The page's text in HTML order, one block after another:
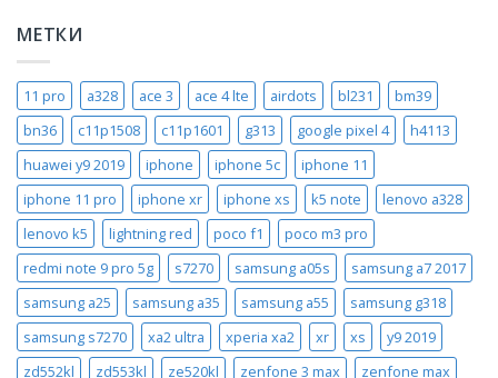
МЕТКИ
11 pro a328 ace 3 ace 4 lte airdots bl231
bm39
bn36
c11p1508 c11p1601 g313 google pixel 4
h4113
huawei y9 2019
iphone iphone 5c
iphone 11
iphone 11 pro
iphone xr iphone xs k5 note
lenovo a328
lenovo k5
lightning red poco f1
poco m3 pro
redmi note 9 pro 5g
s7270 samsung a05s
samsung a7 2017
samsung a25
samsung a35 samsung a55
samsung g318
samsung s7270
xa2 ultra xperia xa2 xr xs
y9 2019
zd552kl
zd553kl ze520kl zenfone 3 max zenfone max